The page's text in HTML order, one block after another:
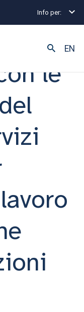
Info per:
EN
le professioni del
le